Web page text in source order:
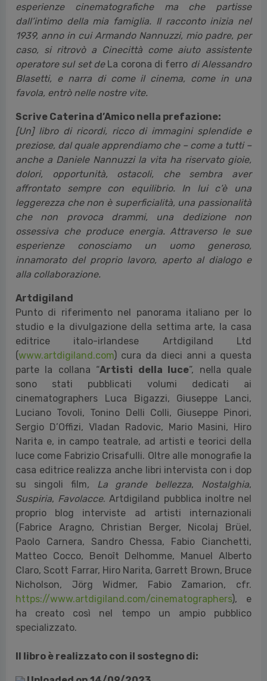
esperienze cinematografiche ma che partisse
dall’intimo della mia famiglia. Il racconto inizia nel
1939, anno in cui Armando Nannuzzi, mio padre, per
caso, si ritrovò a Cinecittà come aiuto assistente
operatore sul set de La corona di ferro di Alessandro
Blasetti, e narra di come il cinema, come in una
favola, entrò nelle nostre vite.
Scrive Caterina d’Amico nella prefazione:
[Un] libro di ricordi, ricco di immagini splendide e
preziose, dal quale apprendiamo che – come a tutti –
anche a Daniele Nannuzzi la vita ha riservato gioie,
dolori, opportunità, ostacoli, che sembra aver
affrontato sempre con equilibrio. In lui c’è una
leggerezza che non è superficialità, una passionalità
che non provoca drammi, una dedizione non
ossessiva che produce energia. Attraverso le sue
esperienze conosciamo un uomo generoso,
innamorato del proprio lavoro, aperto al dialogo e
alla collaborazione.
Artdigiland
Punto di riferimento nel panorama italiano per lo
studio e la divulgazione della settima arte, la casa
editrice italo-irlandese Artdigiland Ltd
(www.artdigiland.com) cura da dieci anni a questa
parte la collana “Artisti della luce”, nella quale
sono stati pubblicati volumi dedicati ai
cinematographers Luca Bigazzi, Giuseppe Lanci,
Luciano Tovoli, Tonino Delli Colli, Giuseppe Pinori,
Sergio D’Offizi, Vladan Radovic, Mario Masini, Hiro
Narita e, in campo teatrale, ad artisti e teorici della
luce come Fabrizio Crisafulli. Oltre alle monografie la
casa editrice realizza anche libri intervista con i dop
su singoli film, La grande bellezza, Nostalghia,
Suspiria, Favolacce. Artdigiland pubblica inoltre nel
proprio blog interviste ad artisti internazionali
(Fabrice Aragno, Christian Berger, Nicolaj Brüel,
Paolo Carnera, Sandro Chessa, Fabio Cianchetti,
Matteo Cocco, Benoît Delhomme, Manuel Alberto
Claro, Scott Farrar, Hiro Narita, Garrett Brown, Bruce
Nicholson, Jörg Widmer, Fabio Zamarion, cfr.
https://www.artdigiland.com/cinematographers), e
ha creato così nel tempo un ampio pubblico
specializzato.
Il libro è realizzato con il sostegno di: